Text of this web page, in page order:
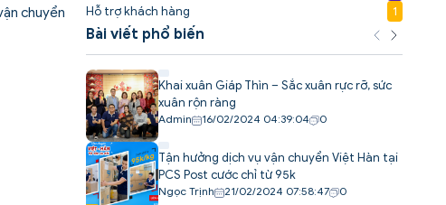
chuyển
Hỗ trợ khách hàng
1
Bài viết phổ biến
Khai xuân Giáp Thìn – Sắc xuân rực rỡ, sức
xuân rộn ràng
Admin 16/02/2024 04:39:04 0
Tận hưởng dịch vụ vận chuyển Việt Hàn tại
PCS Post cước chỉ từ 95k
Ngọc Trịnh 21/02/2024 07:58:47 0